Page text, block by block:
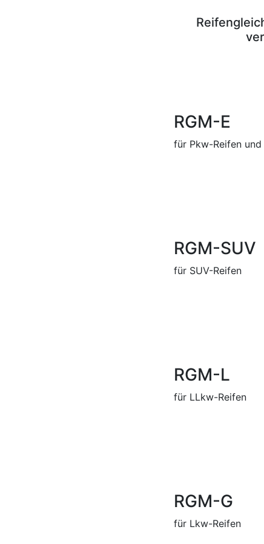
RGM-E
für Pkw-Reifen
RGM-SUV
für SUV-Reifen
RGM-L
für LLkw-Reifen
RGM-G
für Lkw-Reifen